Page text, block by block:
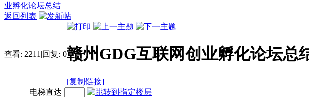
业孵化论坛总结
返回列表
查看: 2211 |回复: 0赣州GDG互联网创业孵化论坛总
[复制链接]
电梯直达